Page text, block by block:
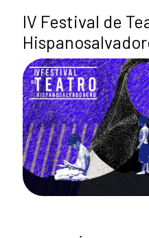
IV Festival de